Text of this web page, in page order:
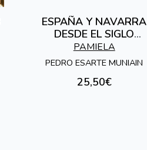
ESPAÑA Y NAVARRA
DESDE EL SIGLO
XIX:LA IMPOSICION
QUE ...
PAMIELA
PEDRO ESARTE MUNIAIN
25,50€